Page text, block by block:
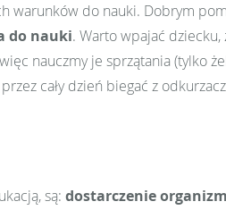
do nauki. Dobrym
do nauki. Warto wpajać dziecku,
nauczmy je sprzątania (tylko
cały dzień biegać z
są: dostarczenie